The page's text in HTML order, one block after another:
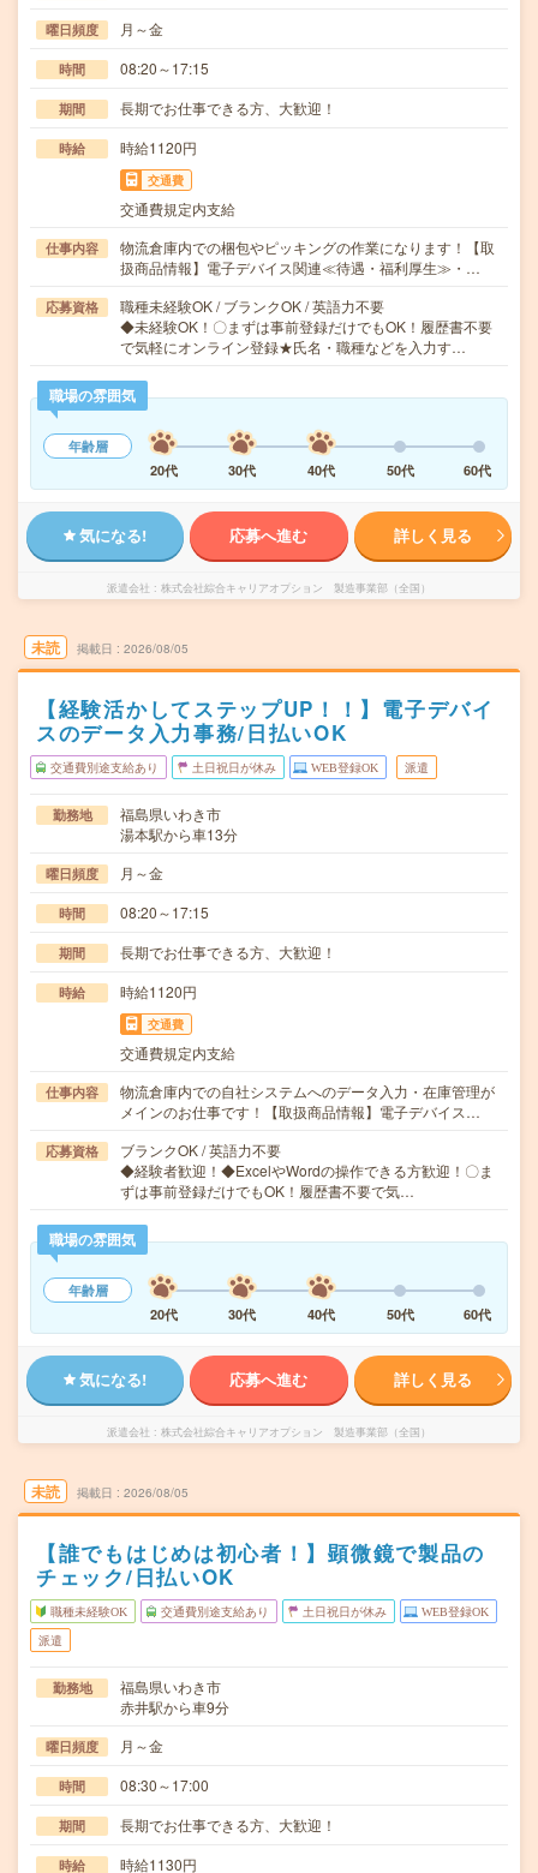
曜日頻度 月～金
時間 08:20～17:15
期間 長期でお仕事できる方、大歓迎！
時給 時給1120円
交通費
交通費規定内支給
仕事内容
物流倉庫内での梱包やピッキングの作業になります！【取
扱商品情報】電子デバイス関連≪待遇・福利厚生≫・…
応募資格
職種未経験OK / ブランクOK / 英語力不要
◆未経験OK！〇まずは事前登録だけでもOK！履歴書不要
で気軽にオンライン登録★氏名・職種などを入力す…
職場の雰囲気
年齢層
20代
30代 40代 50代 60代
気になる! 応募へ進む 詳しく見る
派遣会社 株式会社綜合キャリアオプション 製造事業部（全国）
未読 掲載日 2026/08/05
【経験活かしてステップUP！！】電子デバイ
スのデータ入力事務/日払いOK
交通費別途支給あり 土日祝日が休み WEB登録OK 派遣
勤務地
福島県いわき市
湯本駅から車13分
曜日頻度 月～金
時間 08:20～17:15
期間 長期でお仕事できる方、大歓迎！
時給 時給1120円
交通費
交通費規定内支給
仕事内容
物流倉庫内での自社システムへのデータ入力・在庫管理が
メインのお仕事です！【取扱商品情報】電子デバイス…
応募資格
ブランクOK / 英語力不要
◆経験者歓迎！◆ExcelやWordの操作できる方歓迎！〇ま
ずは事前登録だけでもOK！履歴書不要で気…
職場の雰囲気
年齢層
20代
30代 40代 50代 60代
気になる! 応募へ進む 詳しく見る
派遣会社 株式会社綜合キャリアオプション 製造事業部（全国）
未読 掲載日 2026/08/05
【誰でもはじめは初心者！】顕微鏡で製品の
チェック/日払いOK
職種未経験OK 交通費別途支給あり 土日祝日が休み WEB登録OK
派遣
勤務地
福島県いわき市
赤井駅から車9分
曜日頻度 月～金
時間 08:30～17:00
期間 長期でお仕事できる方、大歓迎！
時給 時給1130円